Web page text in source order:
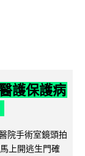
護保護病
院手術室鏡頭拍
上開逃生門確